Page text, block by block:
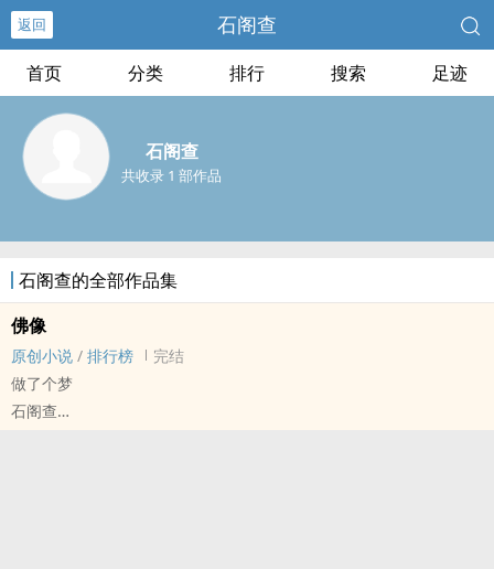
返回 石阁查
首页 分类 排行 搜索 足迹
石阁查
共收录 1 部作品
石阁查的全部作品集
佛像
原创小说 / 排行榜
完结
做了个梦
石阁查